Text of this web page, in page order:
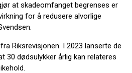
at skadeomfanget begrenses er
for å redusere alvorlige
Riksrevisjonen. I 2023 lanserte de
30 dødsulykker årlig kan relateres